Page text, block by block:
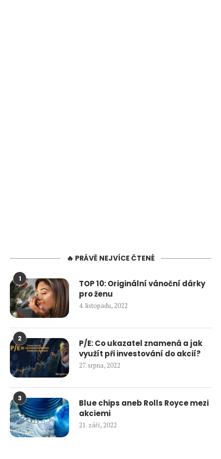
🔥 PRÁVĚ NEJVÍCE ČTENÉ
1
TOP 10: Originální vánoční dárky
pro ženu
4. listopadu, 2022
2
P/E: Co ukazatel znamená a jak
využít při investování do akcií?
27. srpna, 2022
3
Blue chips aneb Rolls Royce mezi
akciemi
21. září, 2022